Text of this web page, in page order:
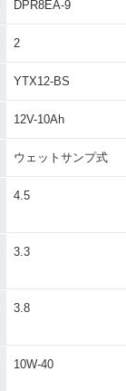
DPR8EA-9
2
YTX12-BS
12V-10Ah
ウェットサンプ式
4.5
3.3
3.8
10W-40